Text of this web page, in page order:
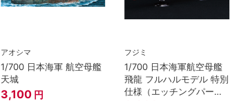
アオシマ
1/700 日本海軍 航空母艦
天城
3,100 円
フジミ
1/700 日本海軍航空母艦
飛龍 フルハルモデル 特別
仕様（エッチングパーツ